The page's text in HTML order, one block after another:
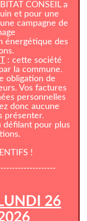
CONSEIL a
et pour une
campagne de
énergétique des
: cette société
la commune.
obligation de
Vos factures
personnelles
donc aucune
présenter.
défilant pour plus
!
26